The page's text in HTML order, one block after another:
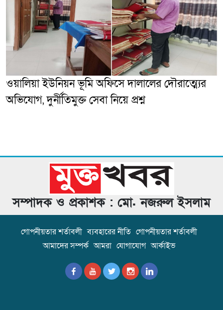
ওয়ালিয়া ইউনিয়ন ভূমি অফিসে দালালের দৌরাত্ম্যের
অভিযোগ, দুর্নীতিমুক্ত সেবা নিয়ে প্রশ্ন
সম্পাদক ও প্রকাশক : মো. নজরুল ইসলাম
গোপনীয়তার শর্তাবলী ব্যবহারের নীতি গোপনীয়তার শর্তাবলী
আমাদের সম্পর্ক আমরা যোগাযোগ আর্কাইভ